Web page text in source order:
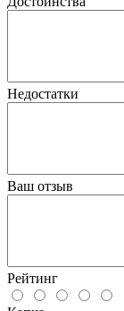
Недостатки
Ваш отзыв
Рейтинг